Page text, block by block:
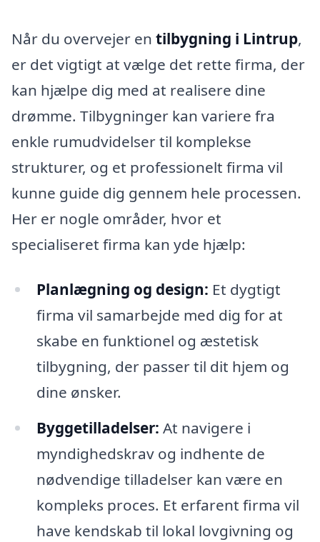
Når du overvejer en tilbygning i Lintrup,
er det vigtigt at vælge det rette firma, der
kan hjælpe dig med at realisere dine
drømme. Tilbygninger kan variere fra
enkle rumudvidelser til komplekse
strukturer, og et professionelt firma vil
kunne guide dig gennem hele processen.
Her er nogle områder, hvor et
specialiseret firma kan yde hjælp:
Planlægning og design: Et dygtigt
firma vil samarbejde med dig for at
skabe en funktionel og æstetisk
tilbygning, der passer til dit hjem og
dine ønsker.
Byggetilladelser: At navigere i
myndighedskrav og indhente de
nødvendige tilladelser kan være en
kompleks proces. Et erfarent firma vil
have kendskab til lokal lovgivning og